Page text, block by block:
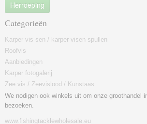
Herroeping
Categorieën
Karper vis sen / karper visen spullen
Roofvis
Aanbiedingen
Karper fotogalerij
Zee vis / Zeevislood / Kunstaas
We nodigen ook winkels uit om onze groothandel
bezoeken.
www.fishingtacklewholesale.eu